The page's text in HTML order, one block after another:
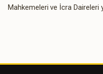
Mahkemeleri ve İcra Daireleri